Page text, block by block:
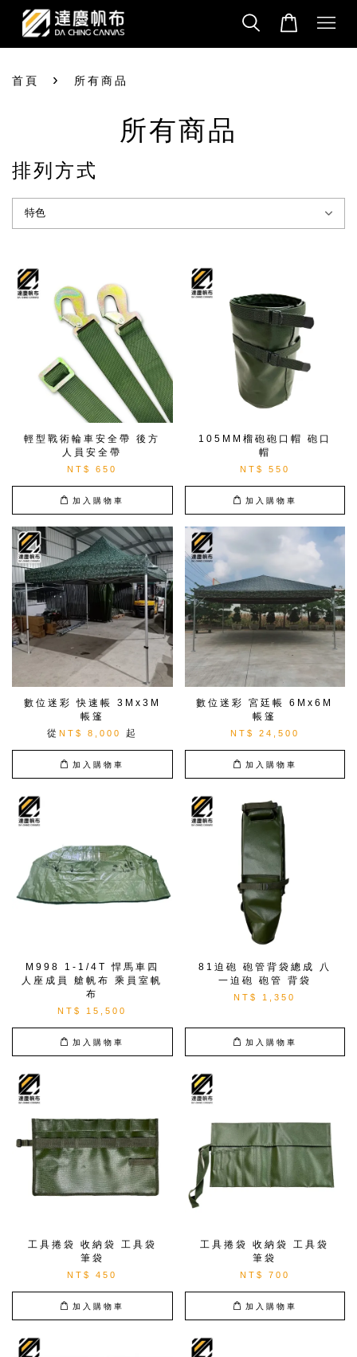
首頁 › 所有商品
所有商品
排列方式
輕型戰術輪車安全帶 後方
人員安全帶
NT$ 650
加入購物車
105MM榴砲砲口帽 砲口
帽
NT$ 550
加入購物車
數位迷彩 快速帳 3Mx3M
帳篷
從 NT$ 8,000 起
加入購物車
數位迷彩 宮廷帳 6Mx6M
帳篷
NT$ 24,500
加入購物車
M998 1-1/4T 悍馬車四
人座成員 艙帆布 乘員室帆
布
NT$ 15,500
加入購物車
81迫砲 砲管背袋總成 八
一迫砲 砲管 背袋
NT$ 1,350
加入購物車
工具捲袋 收納袋 工具袋
筆袋
NT$ 450
加入購物車
工具捲袋 收納袋 工具袋
筆袋
NT$ 700
加入購物車